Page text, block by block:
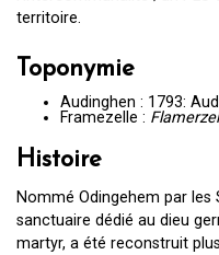
territoire.
Toponymie
Audinghen : 1793:
Framezelle :
Histoire
Nommé Odingehem par
sanctuaire dédié au dieu
martyr, a été reconstruit